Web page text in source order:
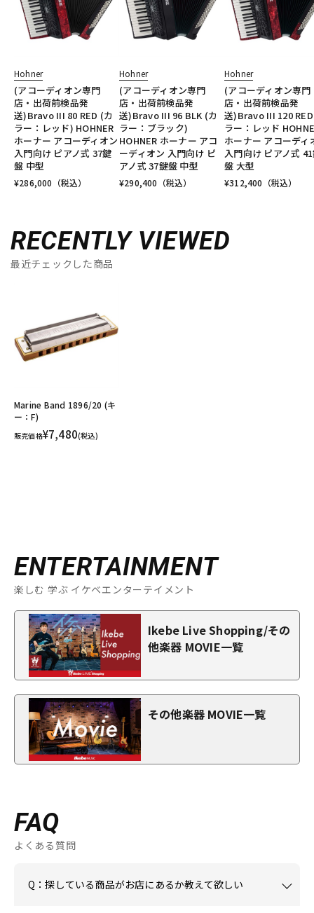
Hohner
(アコーディオン専門
店・出荷前検品発
送)Bravo III 80 RED (カ
ラー：レッド) HOHNER
ホーナー アコーディオン
入門向け ピアノ式 37鍵
盤 中型
¥286,000 （税込）
Hohner
(アコーディオン専門
店・出荷前検品発
送)Bravo III 96 BLK (カ
ラー：ブラック)
HOHNER ホーナー アコ
ーディオン 入門向け ピ
アノ式 37鍵盤 中型
¥290,400 （税込）
Hohner
(アコーディオン専門
店・出荷前検品発
送)Bravo III 120
ラー：レッド
ホーナー アコーディ
入門向け ピアノ式
盤 大型
¥312,400 （税込）
RECENTLY VIEWED
最近チェックした商品
Marine Band 1896/20 (キ
ー：F)
販売価格¥7,480(税込)
ENTERTAINMENT
楽しむ 学ぶ イケベエンターテイメント
Ikebe Live Shopping/その
他楽器 MOVIE一覧
その他楽器 MOVIE一覧
FAQ
よくある質問
Q：探している商品がお店にあるか教えて欲しい